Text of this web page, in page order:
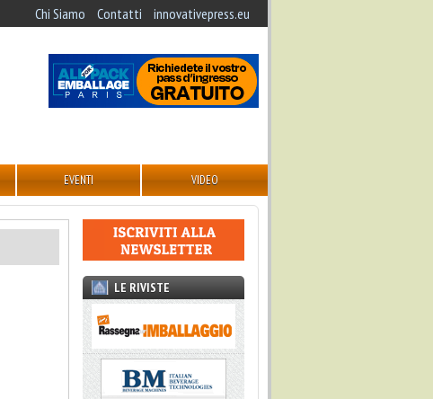
Chi Siamo Contatti innovativepress.eu
EVENTI VIDEO
LE RIVISTE